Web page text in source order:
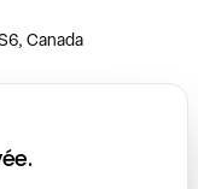
Canada
Canada